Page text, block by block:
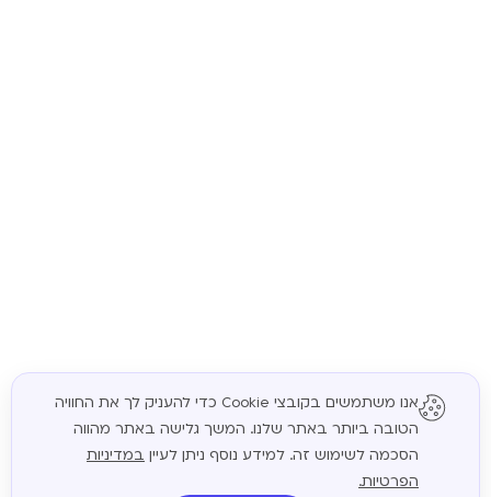
המשך
אנו משתמשים בקובצי Cookie כדי להעניק לך את החוויה
הטובה ביותר באתר שלנו. המשך גלישה באתר מהווה
הסכמה לשימוש זה. למידע נוסף ניתן לעיין במדיניות
הפרטיות.